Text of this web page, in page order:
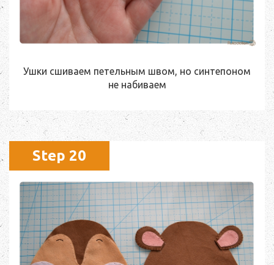
Ушки сшиваем петельным швом, но синтепоном
не набиваем
Step 20